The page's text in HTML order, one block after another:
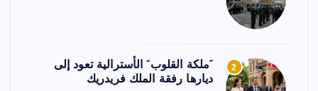
2
“ملكة القلوب” الأسترالية تعود إلى
ديارها رفقة الملك فريدريك